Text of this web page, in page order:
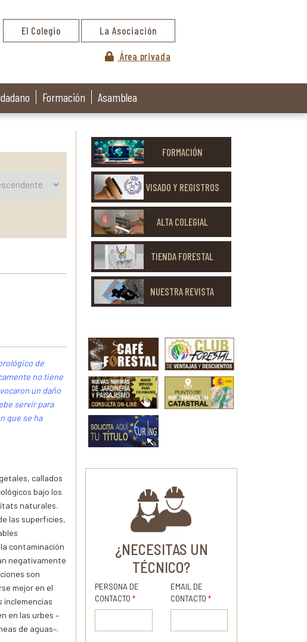
El Colegio La Asociación
Área privada
Formación Asamblea
de
no tiene
un daño
servir para
que se ha
callados
bajo los
naturales.
las superficies,
contaminación
negativamente
son
mejor en el
inclemencias
en las urbes –
de aguas–.
FORMACIÓN
VISADO Y REGISTROS
ALTA COLEGIAL
TIENDA FORESTAL
NUESTRA REVISTA
¿NECESITAS UN
TÉCNICO?
PERSONA DE
CONTACTO *
EMAIL DE
CONTACTO *